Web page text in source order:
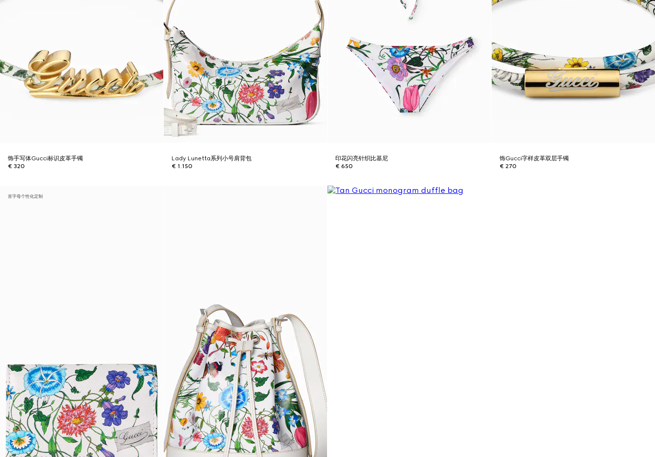
饰手写体Gucci标识皮革手镯
€ 320
Lady Lunetta系列小号肩背包
€ 1.150
印花闪亮针织比基尼
€ 650
饰Gucci字样皮革双层手镯
€ 270
首字母个性化定制